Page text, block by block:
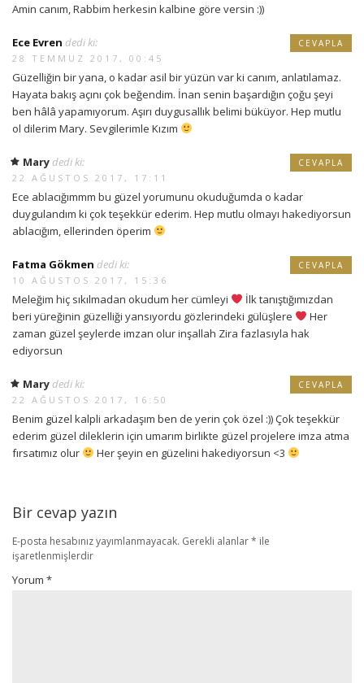
Amin canım, Rabbim herkesin kalbine göre versin :))
Ece Evren dedi ki:
28 TEMMUZ 2017, 00:45
Güzelliğin bir yana, o kadar asil bir yüzün var ki canım, anlatılamaz.
Hayata bakış açını çok beğendim. İnan senin başardığın çoğu şeyi
ben hâlâ yapamıyorum. Aşırı duygusallık belimi büküyor. Hep mutlu
ol dilerim Mary. Sevgilerimle Kızım
CEVAPLA
Mary dedi ki:
22 AĞUSTOS 2017, 17:11
Ece ablacığımmm bu güzel yorumunu okuduğumda o kadar
duygulandım ki çok teşekkür ederim. Hep mutlu olmayı hakediyorsun
ablacığım, ellerinden öperim
CEVAPLA
Fatma Gökmen dedi ki:
10 AĞUSTOS 2017, 15:36
Meleğim hiç sıkılmadan okudum her cümleyi
İlk tanıştığımızdan
beri yüreğinin güzelliği yansıyordu gözlerindeki gülüşlere
Her
zaman güzel şeylerde imzan olur inşallah Zira fazlasıyla hak
ediyorsun
CEVAPLA
Mary dedi ki:
22 AĞUSTOS 2017, 16:50
Benim güzel kalpli arkadaşım ben de yerin çok özel :)) Çok teşekkür
ederim güzel dileklerin için umarım birlikte güzel projelere imza atma
fırsatımız olur
Her şeyin en güzelini hakediyorsun <3
CEVAPLA
Bir cevap yazın
E-posta hesabınız yayımlanmayacak. Gerekli alanlar* ile
işaretlenmişlerdir
Yorum *